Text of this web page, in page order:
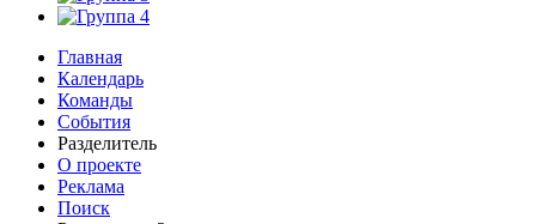
Главная
Календарь
Команды
События
Разделитель
О проекте
Реклама
Поиск